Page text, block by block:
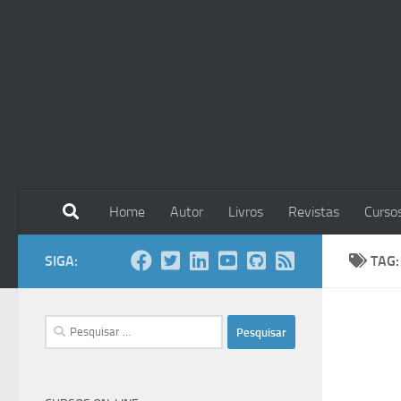
Home Autor Livros Revistas
TAG:
SIGA:
Pesquisar
por: